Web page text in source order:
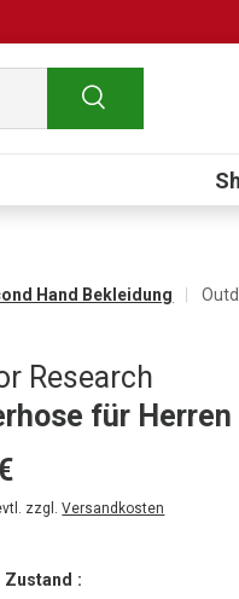
Suchen
Hand Bekleidung
Research
für Herren
zzgl.Versandkosten
Zustand :